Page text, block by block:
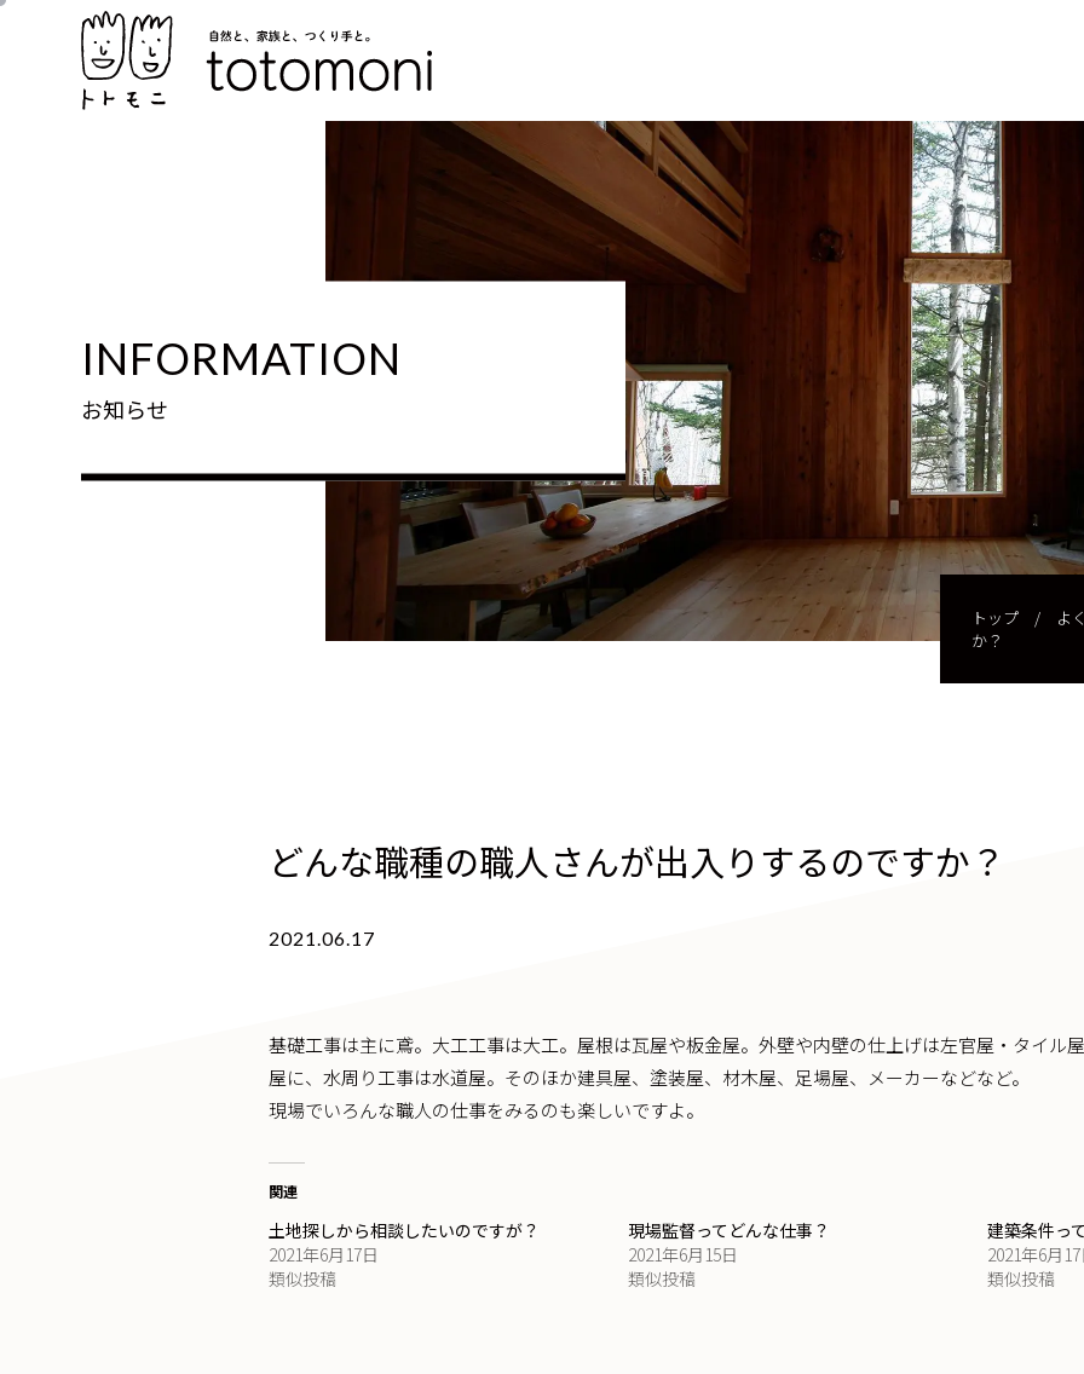
INFORMATION
お知らせ
トップ/ よ
か？
どんな職種の職人さんが出入りするのですか？
2021.06.17
基礎工事は主に鳶。大工工事は大工。屋根は瓦屋や板金屋。外壁や内壁の仕上げは左官屋・タイル
屋に、水周り工事は水道屋。そのほか建具屋、塗装屋、材木屋、足場屋、メーカーなどなど。
現場でいろんな職人の仕事をみるのも楽しいですよ。
関連
土地探しから相談したいのですが？
2021年6月17日
類似投稿
現場監督ってどんな仕事？
2021年6月15日
類似投稿
建築条件っ
2021年6月17
類似投稿